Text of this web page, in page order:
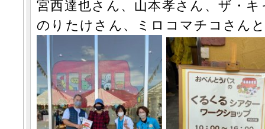
宮西達也さん、山本孝さん、ザ・
のりたけさん、ミロコマチコさん